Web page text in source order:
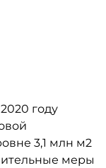
году
3,1 млн м2
меры